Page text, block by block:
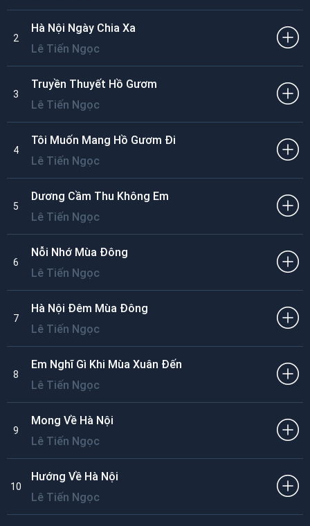
2
Hà Nội Ngày Chia Xa
Lê Tiến Ngọc
3
Truyền Thuyết Hồ Gươm
Lê Tiến Ngọc
4
Tôi Muốn Mang Hồ Gươm Đi
Lê Tiến Ngọc
5
Dương Cầm Thu Không Em
Lê Tiến Ngọc
6
Nỗi Nhớ Mùa Đông
Lê Tiến Ngọc
7
Hà Nội Đêm Mùa Đông
Lê Tiến Ngọc
8
Em Nghĩ Gì Khi Mùa Xuân Đến
Lê Tiến Ngọc
9
Mong Về Hà Nội
Lê Tiến Ngọc
10
Hướng Về Hà Nội
Lê Tiến Ngọc